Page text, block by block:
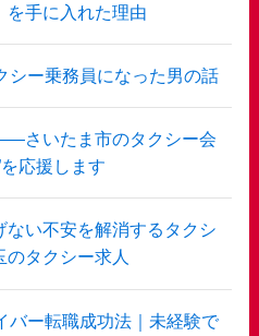
を手に入れた理由
シー乗務員になった男の話
さいたま市のタクシー会
応援します
ない不安を解消するタクシ
タクシー求人
バー転職成功法｜未経験で